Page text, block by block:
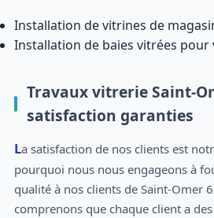
Installation de vitrines de
Installation de baies vitrées pour
Travaux vitrerie Saint-
satisfaction garanties
La satisfaction de nos clients est notre priorité. C'est
pourquoi nous nous engageons à
qualité à nos clients de Saint-Omer
comprenons que chaque client a